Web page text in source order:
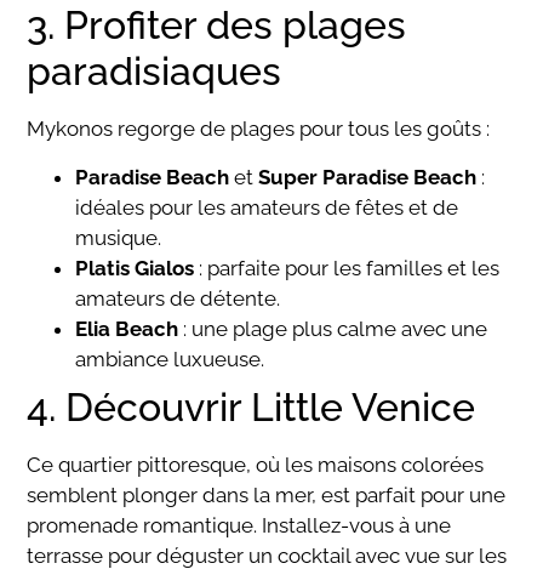
3. Profiter des plages
paradisiaques
Mykonos regorge de plages pour tous les goûts :
Paradise Beach etSuper Paradise Beach :
idéales pour les amateurs de fêtes et de
musique.
Platis Gialos : parfaite pour les familles et les
amateurs de détente.
Elia Beach : une plage plus calme avec une
ambiance luxueuse.
4. Découvrir Little Venice
Ce quartier pittoresque, où les maisons colorées
semblent plonger dans la mer, est parfait pour une
promenade romantique. Installez-vous à une
terrasse pour déguster un cocktail avec vue sur les